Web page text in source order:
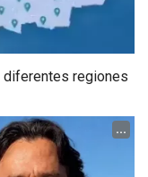
diferentes regiones
...